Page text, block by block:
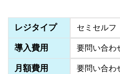
レジタイプ セミセルフ
導入費用 要問い合わ
月額費用 要問い合わ